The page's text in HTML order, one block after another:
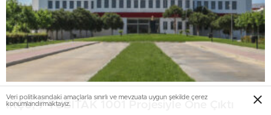
İKÇÜ, 7 TÜBİTAK 1001 Projesiyle Öne Çıktı
Veri politikasındaki amaçlarla sınırlı ve mevzuata uygun şekilde çerez
konumlandırmaktayız.